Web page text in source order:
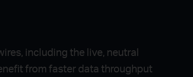
including the live, neutral
from faster data throughput